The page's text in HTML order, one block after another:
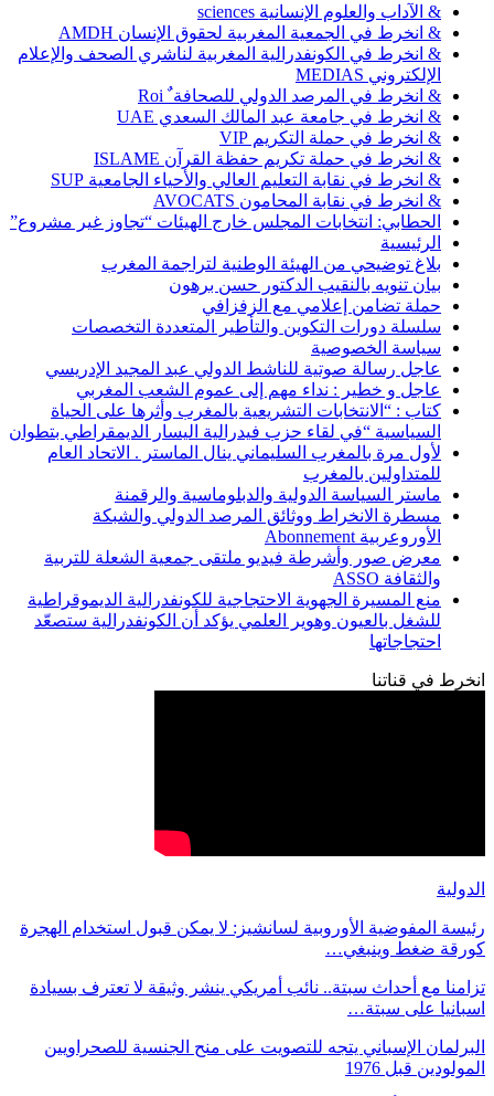
& الآداب والعلوم الإنسانية sciences
& انخرط في الجمعية المغربية لحقوق الإنسان AMDH
& انخرط في الكونفدرالية المغربية لناشري الصحف والإعلام
الإلكتروني MEDIAS
& انخرط في المرصد الدولي للصحافة ٌ Roi
& انخرط في جامعة عبد المالك السعدي UAE
& انخرط في حملة التكريم VIP
& انخرط في حملة تكريم حفظة القرآن ISLAME
& انخرط في نقابة التعليم العالي والأحياء الجامعية SUP
& انخرط في نقابة المحامون AVOCATS
الحطابي: انتخابات المجلس خارج الهيئات “تجاوز غير مشروع”
الرئيسية
بلاغ توضيحي من الهيئة الوطنية لتراجمة المغرب
بيان تنويه بالنقيب الدكتور حسن برهون
حملة تضامن إعلامي مع الزفزافي
سلسلة دورات التكوين والتأطير المتعددة التخصصات
سياسة الخصوصية
عاجل رسالة صوتية للناشط الدولي عبد المجيد الإدريسي
عاجل و خطير : نداء مهم إلى عموم الشعب المغربي
كتاب : “الانتخابات التشريعية بالمغرب وأثرها على الحياة
السياسية “في لقاء حزب فيدرالية اليسار الديمقراطي بتطوان
لأول مرة بالمغرب السليماني ينال الماستر . الاتحاد العام
للمتداولين بالمغرب
ماستر السياسة الدولية والدبلوماسية والرقمنة
مسطرة الانخراط ووثائق المرصد الدولي والشبكة
الأوروعربية Abonnement
معرض صور وأشرطة فيديو ملتقى جمعية الشعلة للتربية
والثقافة ASSO
منع المسيرة الجهوية الاحتجاجية للكونفدرالية الديموقراطية
للشغل بالعيون وهوير العلمي يؤكد أن الكونفدرالية ستصعّد
احتجاجاتها
انخرط في قناتنا
الدولية
رئيسة المفوضية الأوروبية لسانشيز: لا يمكن قبول استخدام الهجرة
كورقة ضغط وينبغي…
تزامنا مع أحداث سبتة.. نائب أمريكي ينشر وثيقة لا تعترف بسيادة
اسبانيا على سبتة…
البرلمان الإسباني يتجه للتصويت على منح الجنسية للصحراويين
المولودين قبل 1976